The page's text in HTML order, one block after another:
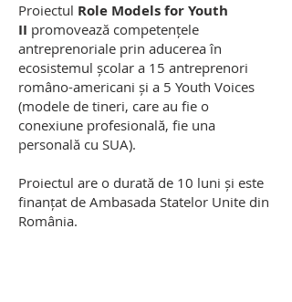
Proiectul Role Models for Youth
II promovează competențele
antreprenoriale prin aducerea în
ecosistemul școlar a 15 antreprenori
româno-americani și a 5 Youth Voices
(modele de tineri, care au fie o
conexiune profesională, fie una
personală cu SUA).
Proiectul are o durată de 10 luni și este
finanțat de Ambasada Statelor Unite din
România.